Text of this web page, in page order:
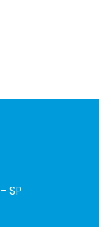
SP